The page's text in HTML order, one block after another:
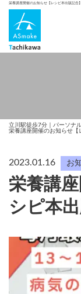
栄養講座開催のお知らせ【レシピ本出版記念
立川駅徒歩7分｜パーソナ
栄養講座開催のお知らせ【
2023.01.16 お
栄養講
シピ本出